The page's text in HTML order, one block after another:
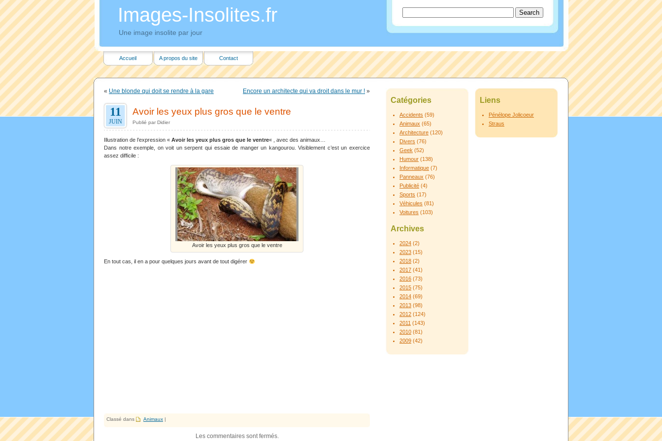
Images-Insolites.fr
Une image insolite par jour
Accueil A propos du site Contact
« Une blonde qui doit se rendre à la gare Encore un architecte qui va droit dans le mur ! »
11
JUIN
Avoir les yeux plus gros que le ventre
Publié par Didier
Illustration de l’expression « Avoir les yeux plus gros que le ventre« , avec des animaux…
Dans notre exemple, on voit un serpent qui essaie de manger un kangourou. Visiblement c’est un exercice
assez difficile :
Avoir les yeux plus gros que le ventre
En tout cas, il en a pour quelques jours avant de tout digérer
Classé dans Animaux |
Les commentaires sont fermés.
Catégories
Accidents (59)
Animaux (65)
Architecture (120)
Divers (76)
Geek (52)
Humour (138)
Informatique (7)
Panneaux (76)
Publicité (4)
Sports (17)
Véhicules (81)
Voitures (103)
Archives
2024 (2)
2023 (15)
2018 (2)
2017 (41)
2016 (73)
2015 (75)
2014 (69)
2013 (98)
2012 (124)
2011 (143)
2010 (81)
2009 (42)
Liens
Pénélope Jolicoeur
Straus